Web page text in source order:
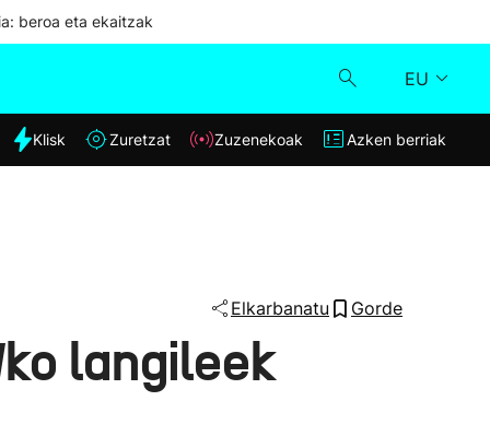
beroa eta ekaitzak
EU
Klisk
Klisk Zuretzat Zuzenekoak Azken berriak
Elkarbanatu Gorde
langileek